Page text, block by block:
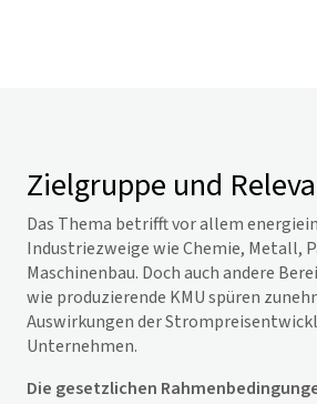
Zielgruppe und
Das Thema betrifft vor allem
Industriezweige wie Chemie, Metall,
Maschinenbau. Doch auch andere
wie produzierende KMU spüren
Auswirkungen der
Unternehmen.
Die gesetzlichen